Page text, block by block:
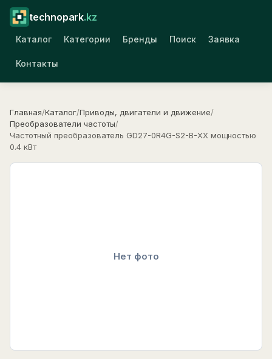
technopark.kz
Каталог Категории Бренды Поиск Заявка
Контакты
Главная/Каталог/Приводы, двигатели и движение/
Преобразователи частоты/
Частотный преобразователь GD27-0R4G-S2-B-XX мощностью
0.4 кВт
Нет фото